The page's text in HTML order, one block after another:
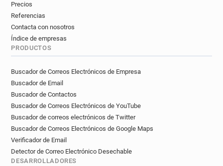
Precios
Referencias
Contacta con nosotros
Índice de empresas
PRODUCTOS
Buscador de Correos Electrónicos de Empresa
Buscador de Email
Buscador de Contactos
Buscador de Correos Electrónicos de YouTube
Buscador de correos electrónicos de Twitter
Buscador de Correos Electrónicos de Google Maps
Verificador de Email
Detector de Correo Electrónico Desechable
DESARROLLADORES